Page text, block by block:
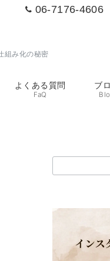
06-7176-4606
組み化の秘密
よくある質問
FaQ
ブ
索：